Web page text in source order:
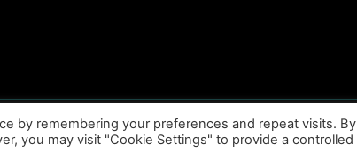
by remembering your preferences and repeat visits. By
you may visit "Cookie Settings" to provide a controlled